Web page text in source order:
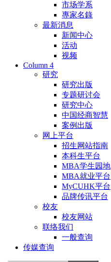
市场学系
專家名錄
最新消息
新闻中心
活动
视频
Column 4
研究
研究出版
专题研讨会
研究中心
中国经商智慧
案例出版
网上平台
招生网站指南
本科生平台
MBA学生园地
MBA就业平台
MyCUHK平台
品牌传讯平台
校友
校友网站
联络我们
一般查询
传媒查询